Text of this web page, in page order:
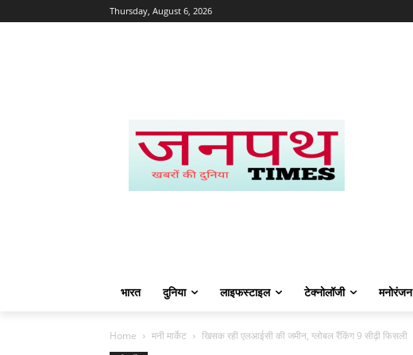
Thursday, August 6, 2026
भारत दुनिया लाइफस्टाइल टेक्नोलॉजी मनोरंजन
Home मनी मार्केट खिसक रही एलआईसी की जमीन, ग्लोबल रैंकिंग 9 सीढ़ी फिसली